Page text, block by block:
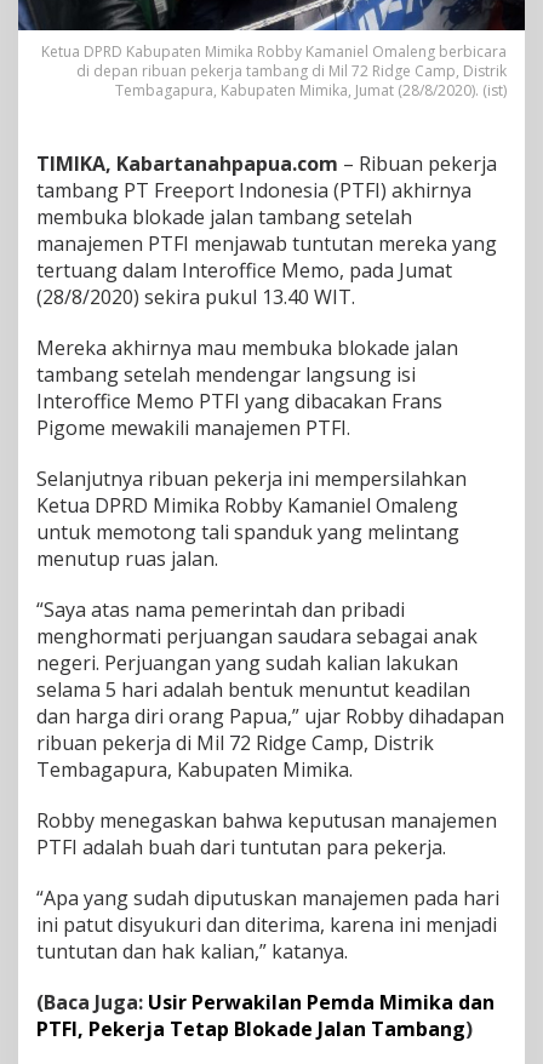
e
m
e
n
I
,
B
o
k
a
e
J
a
a
T
a
m
b
g
B
e
r
a
k
h
r
Ketua DPRD Kabupaten Mimika Robby Kamaniel Omaleng berbicara
di depan ribuan pekerja tambang di Mil 72 Ridge Camp, Distrik
Tembagapura, Kabupaten Mimika, Jumat (28/8/2020). (ist)
TIMIKA, Kabartanahpapua.com – Ribuan pekerja
tambang PT Freeport Indonesia (PTFI) akhirnya
membuka blokade jalan tambang setelah
manajemen PTFI menjawab tuntutan mereka yang
tertuang dalam Interoffice Memo, pada Jumat
(28/8/2020) sekira pukul 13.40 WIT.
Mereka akhirnya mau membuka blokade jalan
tambang setelah mendengar langsung isi
Interoffice Memo PTFI yang dibacakan Frans
Pigome mewakili manajemen PTFI.
Selanjutnya ribuan pekerja ini mempersilahkan
Ketua DPRD Mimika Robby Kamaniel Omaleng
untuk memotong tali spanduk yang melintang
menutup ruas jalan.
“Saya atas nama pemerintah dan pribadi
menghormati perjuangan saudara sebagai anak
negeri. Perjuangan yang sudah kalian lakukan
selama 5 hari adalah bentuk menuntut keadilan
dan harga diri orang Papua,” ujar Robby dihadapan
ribuan pekerja di Mil 72 Ridge Camp, Distrik
Tembagapura, Kabupaten Mimika.
Robby menegaskan bahwa keputusan manajemen
PTFI adalah buah dari tuntutan para pekerja.
“Apa yang sudah diputuskan manajemen pada hari
ini patut disyukuri dan diterima, karena ini menjadi
tuntutan dan hak kalian,” katanya.
(Baca Juga: Usir Perwakilan Pemda Mimika dan
PTFI, Pekerja Tetap Blokade Jalan Tambang)